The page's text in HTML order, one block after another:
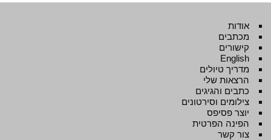
אודות
מכתבים
קישורים
English
מדריך טיולים
הרצאות שלי
כתבים והגיגים
צילומים וסירטונים
יוצר פסיפס
הפינה הפרטית
צור קשר